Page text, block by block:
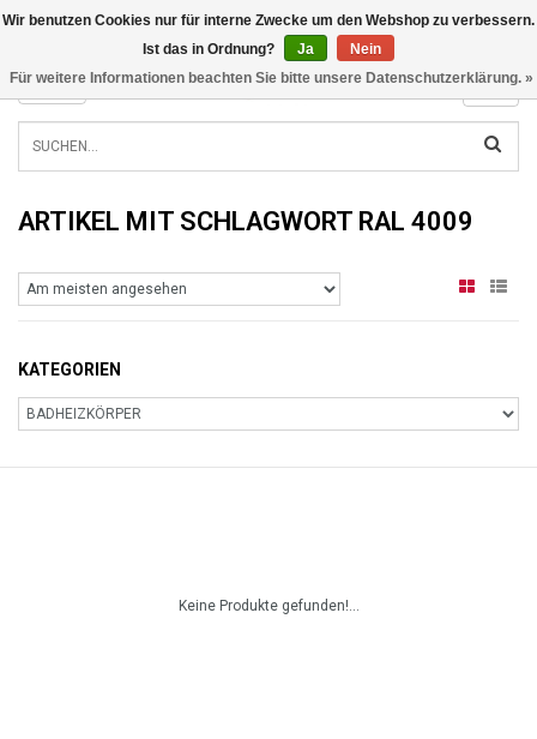
INFO@RADIATORS.SHOP
MENU
ARTIKEL MIT SCHLAGWORT RAL 4009
KATEGORIEN
Keine Produkte gefunden!...
Wir benutzen Cookies nur für interne Zwecke um den Webshop zu verbessern.
Ist das in Ordnung?
Ja
Nein
Für weitere Informationen beachten Sie bitte unsere Datenschutzerklärung. »